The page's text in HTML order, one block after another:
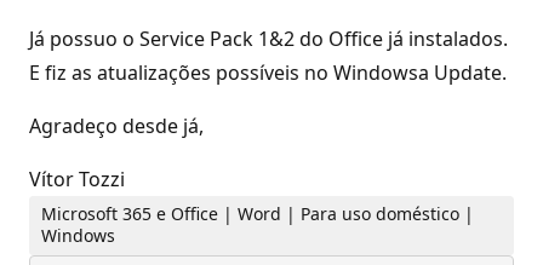
Já possuo o Service Pack 1&2 do Office já instalados.
E fiz as atualizações possíveis no Windowsa Update.
Agradeço desde já,
Vítor Tozzi
Microsoft 365 e Office | Word | Para uso doméstico |
Windows